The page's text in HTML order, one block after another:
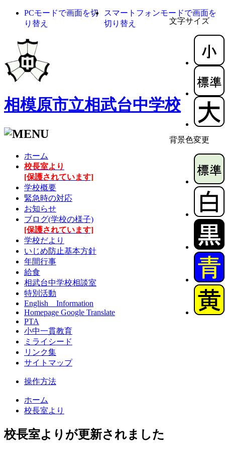
文字サイズ
背景色変更
PCモードで画面を切
り替え
スマートフォンモードで画面を
切り替え
相模原市立相武台中学校
ホーム
校長室より
[保護されています]
学校概要
緊急時の対応
お知らせ
ブログ(学校の様子)
[保護されています]
学校だより
いじめ防止基本方針
年間行事
給食
相武台中学校相談室
特別活動
English Information
Homepage Google Translate
PTA
小中一貫教育
ミライシード
リンク集
サイトマップ
操作方法
ホーム
校長室より
校長室よりが更新されました